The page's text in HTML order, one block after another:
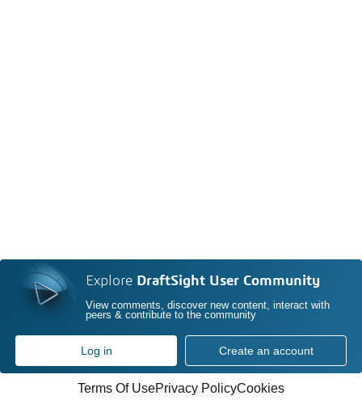
Explore DraftSight User Community
View comments, discover new content, interact with
peers & contribute to the community
Log in Create an account
Terms Of UsePrivacy PolicyCookies